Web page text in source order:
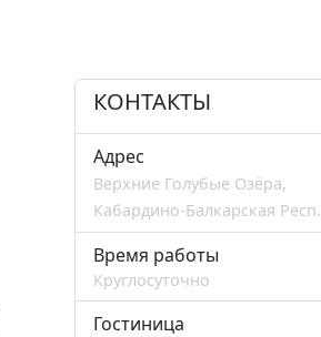
КОНТАКТЫ
Адрес
Верхние Голубые Озёра,
Кабардино-Балкарская Респ.
Время работы
Круглосуточно
Гостиница